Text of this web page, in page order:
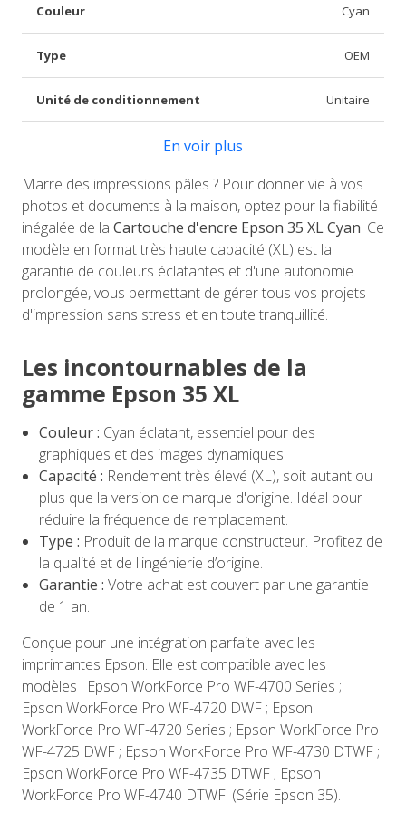
Couleur Cyan
Type OEM
Unité de conditionnement Unitaire
En voir plus
Marre des impressions pâles ? Pour donner vie à vos
photos et documents à la maison, optez pour la fiabilité
inégalée de la Cartouche d'encre Epson 35 XL Cyan. Ce
modèle en format très haute capacité (XL) est la
garantie de couleurs éclatantes et d'une autonomie
prolongée, vous permettant de gérer tous vos projets
d'impression sans stress et en toute tranquillité.
Les incontournables de la
gamme Epson 35 XL
Couleur : Cyan éclatant, essentiel pour des
graphiques et des images dynamiques.
Capacité : Rendement très élevé (XL), soit autant ou
plus que la version de marque d'origine. Idéal pour
réduire la fréquence de remplacement.
Type : Produit de la marque constructeur. Profitez de
la qualité et de l'ingénierie d’origine.
Garantie : Votre achat est couvert par une garantie
de 1 an.
Conçue pour une intégration parfaite avec les
imprimantes Epson. Elle est compatible avec les
modèles : Epson WorkForce Pro WF-4700 Series ;
Epson WorkForce Pro WF-4720 DWF ; Epson
WorkForce Pro WF-4720 Series ; Epson WorkForce Pro
WF-4725 DWF ; Epson WorkForce Pro WF-4730 DTWF ;
Epson WorkForce Pro WF-4735 DTWF ; Epson
WorkForce Pro WF-4740 DTWF. (Série Epson 35).